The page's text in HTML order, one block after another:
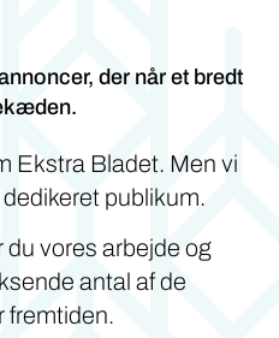
der når et bredt
Ekstra Bladet. Men vi
publikum.
vores arbejde og
antal af de